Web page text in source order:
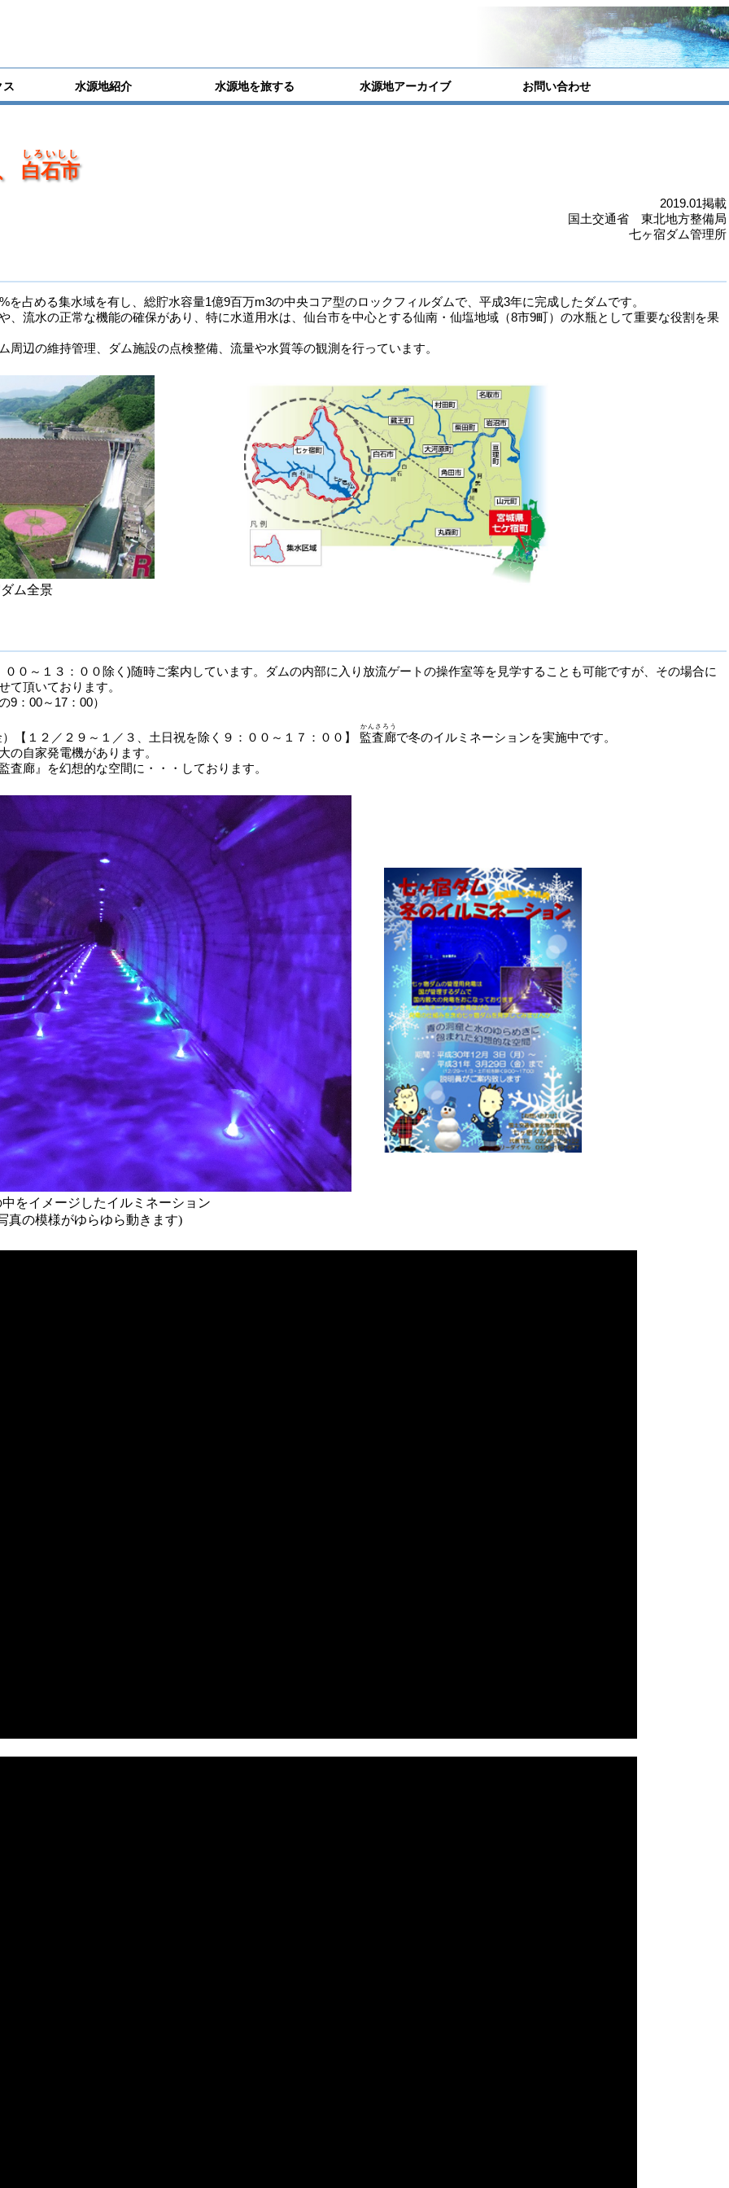
ス 水源地紹介 水源地を旅する 水源地アーカイブ お問い合わせ
白石市
しろいしし
2019.01掲載
国土交通省 東北地方整備局
七ヶ宿ダム管理所
占める集水域を有し、総貯水容量1億9百万m3の中央コア型のロックフィルダムで、平成3年に完成したダムです。
流水の正常な機能の確保があり、特に水道用水は、仙台市を中心とする仙南・仙塩地域（8市9町）の水瓶として重要な役割を果
辺の維持管理、ダム施設の点検整備、流量や水質等の観測を行っています。
ム全景
～１３：００除く)随時ご案内しています。ダムの内部に入り放流ゲートの操作室等を見学することも可能ですが、その場合に
て頂いております。
：00～17：00）
１２／２９～１／３、土日祝を除く９：００～１７：００】 監査廊
かんさろう
で冬のイルミネーションを実施中です。
自家発電機があります。
廊』を幻想的な空間に・・・しております。
をイメージしたイルミネーション
真の模様がゆらゆら動きます)